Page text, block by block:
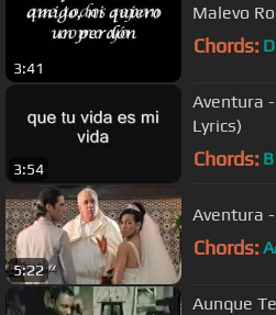
3:41
Malevo
Chords: D
3:54
Aventura
Lyrics)
Chords: B
5:22
Aventura
Chords: A
Aunque